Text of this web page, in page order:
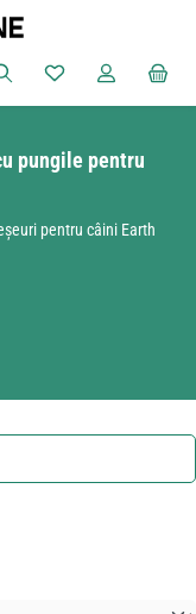
Aveți 0 articole
pungile pentru
pentru câini Earth